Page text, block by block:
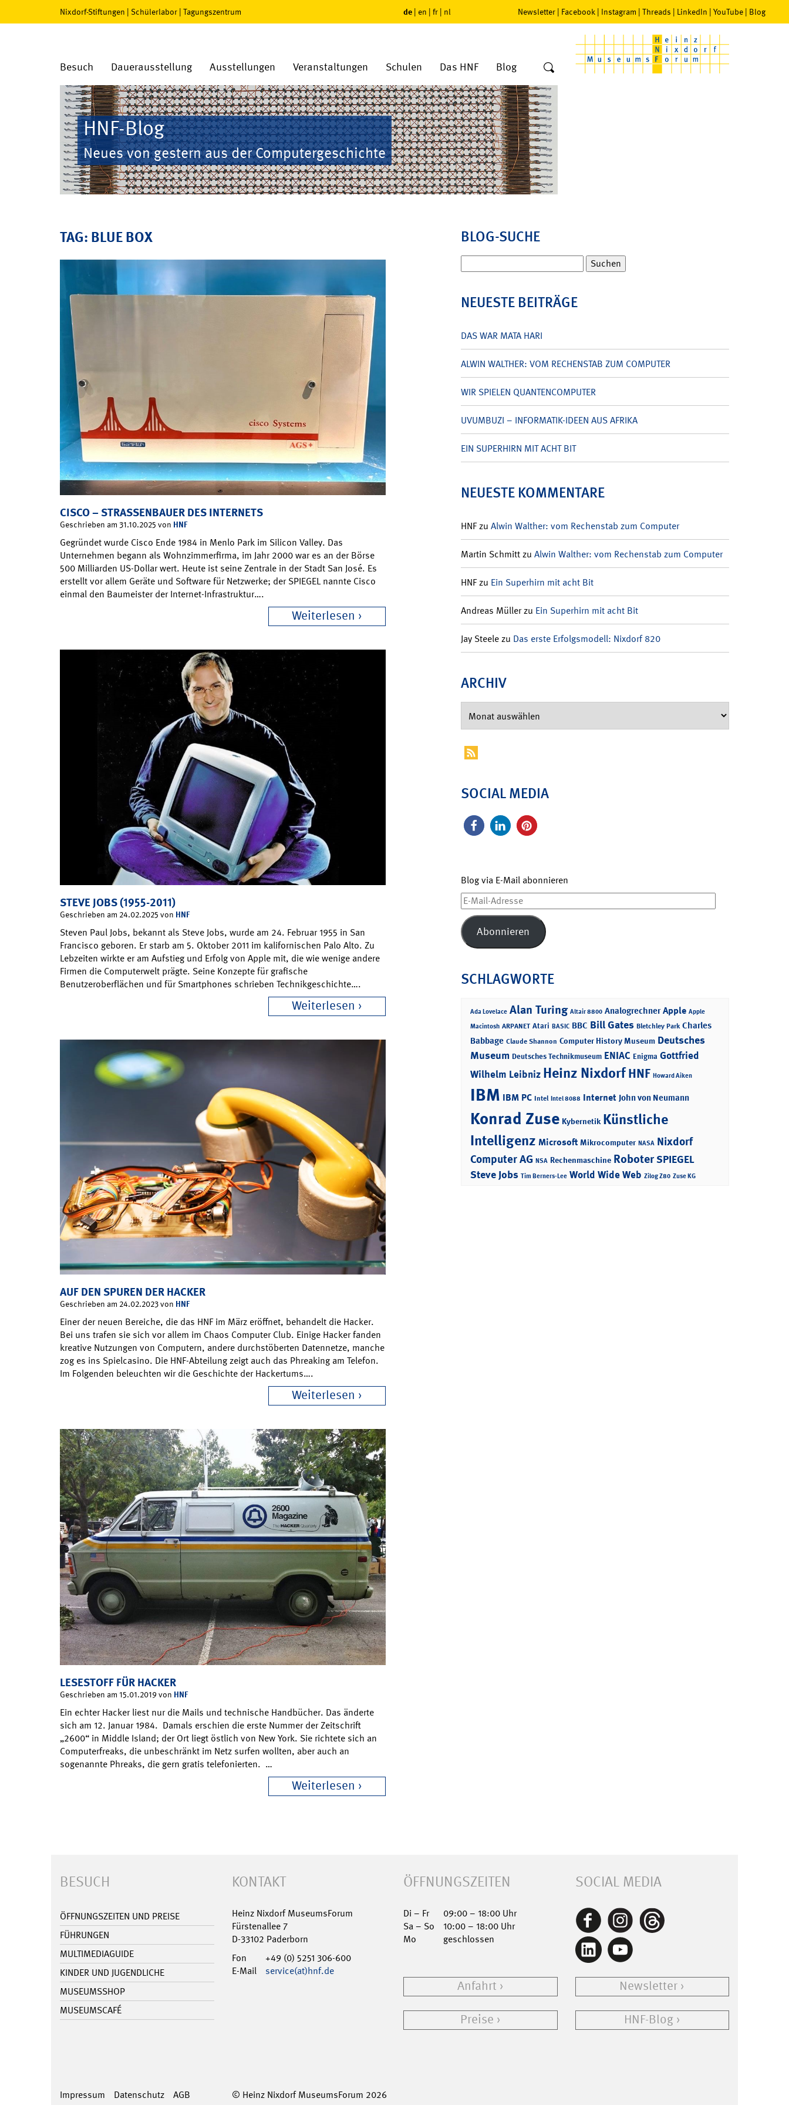
Nixdorf-Stiftungen | Schülerlabor | Tagungszentrum de | en | fr | nl Newsletter | Facebook | Instagram | Threads | LinkedIn | YouTube | Blog
Besuch Dauerausstellung Ausstellungen Veranstaltungen Schulen Das HNF Blog
HNF-Blog
Neues von gestern aus der Computergeschichte
TAG: BLUE BOX
CISCO – STRASSENBAUER DES INTERNETS
Geschrieben am 31.10.2025 von HNF
Gegründet wurde Cisco Ende 1984 in Menlo Park im Silicon Valley. Das
Unternehmen begann als Wohnzimmerfirma, im Jahr 2000 war es an der Börse
500 Milliarden US-Dollar wert. Heute ist seine Zentrale in der Stadt San José. Es
erstellt vor allem Geräte und Software für Netzwerke; der SPIEGEL nannte Cisco
einmal den Baumeister der Internet-Infrastruktur….
Weiterlesen
STEVE JOBS (1955-2011)
Geschrieben am 24.02.2025 von HNF
Steven Paul Jobs, bekannt als Steve Jobs, wurde am 24. Februar 1955 in San
Francisco geboren. Er starb am 5. Oktober 2011 im kalifornischen Palo Alto. Zu
Lebzeiten wirkte er am Aufstieg und Erfolg von Apple mit, die wie wenige andere
Firmen die Computerwelt prägte. Seine Konzepte für grafische
Benutzeroberflächen und für Smartphones schrieben Technikgeschichte….
Weiterlesen
AUF DEN SPUREN DER HACKER
Geschrieben am 24.02.2023 von HNF
Einer der neuen Bereiche, die das HNF im März eröffnet, behandelt die Hacker.
Bei uns trafen sie sich vor allem im Chaos Computer Club. Einige Hacker fanden
kreative Nutzungen von Computern, andere durchstöberten Datennetze, manche
zog es ins Spielcasino. Die HNF-Abteilung zeigt auch das Phreaking am Telefon.
Im Folgenden beleuchten wir die Geschichte der Hackertums….
Weiterlesen
LESESTOFF FÜR HACKER
Geschrieben am 15.01.2019 von HNF
Ein echter Hacker liest nur die Mails und technische Handbücher. Das änderte
sich am 12. Januar 1984. Damals erschien die erste Nummer der Zeitschrift
„2600“ in Middle Island; der Ort liegt östlich von New York. Sie richtete sich an
Computerfreaks, die unbeschränkt im Netz surfen wollten, aber auch an
sogenannte Phreaks, die gern gratis telefonierten. …
Weiterlesen
BLOG-SUCHE
nach:
NEUESTE BEITRÄGE
DAS WAR MATA HARI
ALWIN WALTHER: VOM RECHENSTAB ZUM COMPUTER
WIR SPIELEN QUANTENCOMPUTER
UVUMBUZI – INFORMATIK-IDEEN AUS AFRIKA
EIN SUPERHIRN MIT ACHT BIT
NEUESTE KOMMENTARE
HNFzu Alwin Walther: vom Rechenstab zum Computer
Martin Schmittzu Alwin Walther: vom Rechenstab zum Computer
HNFzu Ein Superhirn mit acht Bit
Andreas Müllerzu Ein Superhirn mit acht Bit
Jay Steelezu Das erste Erfolgsmodell: Nixdorf 820
ARCHIV
SOCIAL MEDIA
Blog via E-Mail abonnieren
E-
Mail-
Adresse
Abonnieren
SCHLAGWORTE
Ada Lovelace Alan Turing Altair 8800 Analogrechner Apple Apple
Macintosh ARPANET Atari BASIC BBC Bill Gates Bletchley Park Charles
Babbage Claude Shannon Computer History Museum Deutsches
Museum Deutsches Technikmuseum ENIAC Enigma Gottfried
Wilhelm Leibniz Heinz NixdorfHNF Howard Aiken
IBM IBM PC Intel Intel 8088 Internet John von Neumann
Konrad Zuse Kybernetik Künstliche
Intelligenz Microsoft Mikrocomputer NASA Nixdorf
Computer AG NSA Rechenmaschine RoboterSPIEGEL
Steve Jobs Tim Berners-Lee World Wide Web Zilog Z80 Zuse KG
BESUCH
ÖFFNUNGSZEITEN UND PREISE
FÜHRUNGEN
MULTIMEDIAGUIDE
KINDER UND JUGENDLICHE
MUSEUMSSHOP
MUSEUMSCAFÉ
KONTAKT
Heinz Nixdorf MuseumsForum
Fürstenallee 7
D-33102 Paderborn
Fon
+49 (0) 5251 306-600
E-Mail
service(at)hnf.de
ÖFFNUNGSZEITEN
Di – Fr
09:00 – 18:00 Uhr
Sa – So
10:00 – 18:00 Uhr
Mo
geschlossen
Anfahrt
Preise
SOCIAL MEDIA
Newsletter
HNF-Blog
Impressum Datenschutz AGB © Heinz Nixdorf MuseumsForum 2026